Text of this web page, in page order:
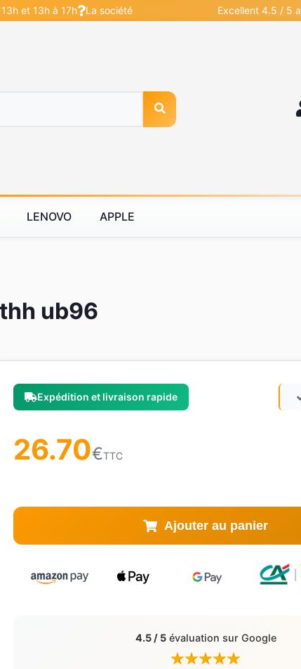
et 13h à 17h La société Excellent 4.5 / 5
LENOVO APPLE
ub96
Expédition et livraison rapide
26.70€TTC
Ajouter au panier
4.5 / 5évaluation sur Google